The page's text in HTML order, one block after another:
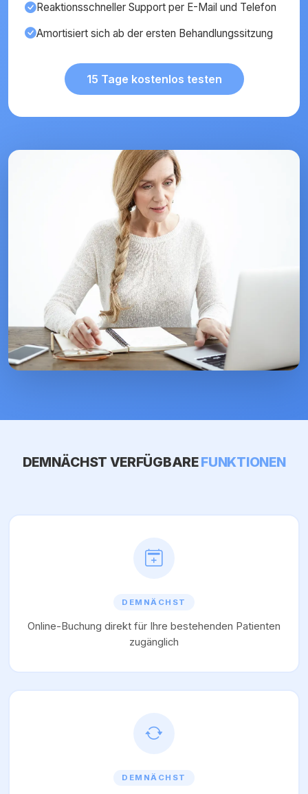
Reaktionsschneller Support per E-Mail und Telefon
Amortisiert sich ab der ersten Behandlungssitzung
15 Tage kostenlos testen
DEMNÄCHST VERFÜGBAREFUNKTIONEN
DEMNÄCHST
Online-Buchung direkt für Ihre bestehenden Patienten
zugänglich
DEMNÄCHST